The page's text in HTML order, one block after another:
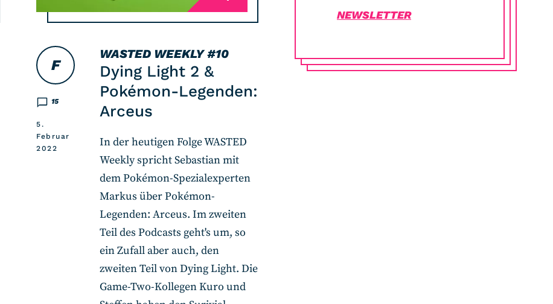
WASTED WEEKLY#10
Dying Light 2 &
Pokémon-Legenden:
Arceus
F
15
5.
Februar
2022
In der heutigen Folge WASTED
Weekly spricht Sebastian mit
dem Pokémon-Spezialexperten
Markus über Pokémon-
Legenden: Arceus. Im zweiten
Teil des Podcasts geht's um, so
ein Zufall aber auch, den
zweiten Teil von Dying Light. Die
Game-Two-Kollegen Kuro und
NEWSLETTER